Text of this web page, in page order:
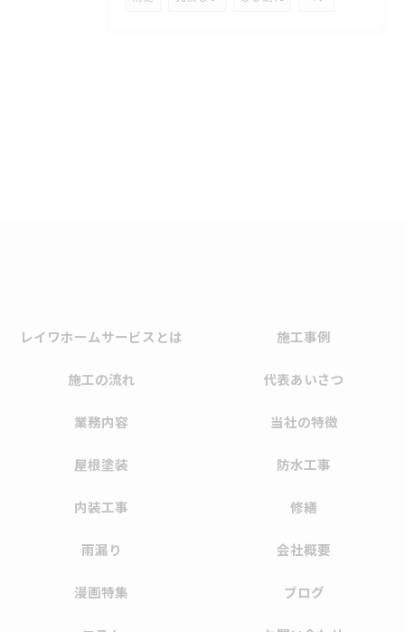
レイワホームサービスとは 施工事例
施工の流れ 代表あいさつ
業務内容 当社の特徴
屋根塗装 防水工事
内装工事 修繕
雨漏り 会社概要
漫画特集 ブログ